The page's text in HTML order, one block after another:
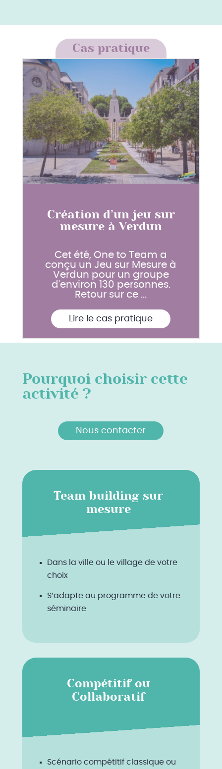
Cas pratique
Création d’un jeu sur
mesure à Verdun
Cet été, One to Team a
conçu un Jeu sur Mesure à
Verdun pour un groupe
d'environ 130 personnes.
Retour sur ce ...
Lire le cas pratique
Pourquoi choisir cette
activité ?
Nous contacter
Team building sur
mesure
Dans la ville ou le village de votre
choix
S’adapte au programme de votre
séminaire
Compétitif ou
Collaboratif
Scénario compétitif classique ou